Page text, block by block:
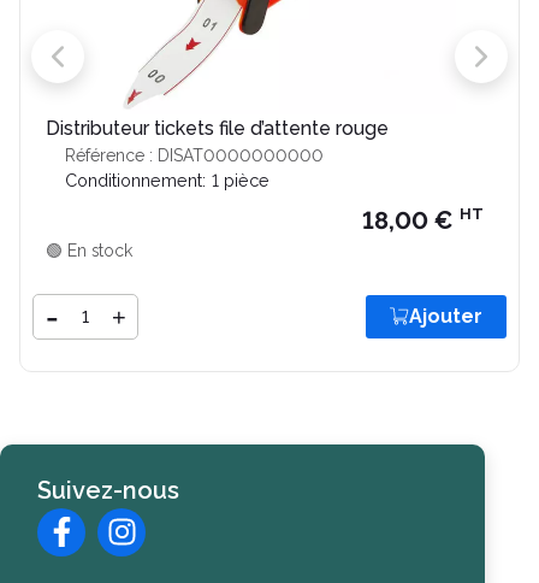
Distributeur tickets file d’attente rouge
Référence : DISAT0000000000
Conditionnement: 1 pièce
18,00 € HT
🟢 En stock
- + Ajouter
Suivez-nous